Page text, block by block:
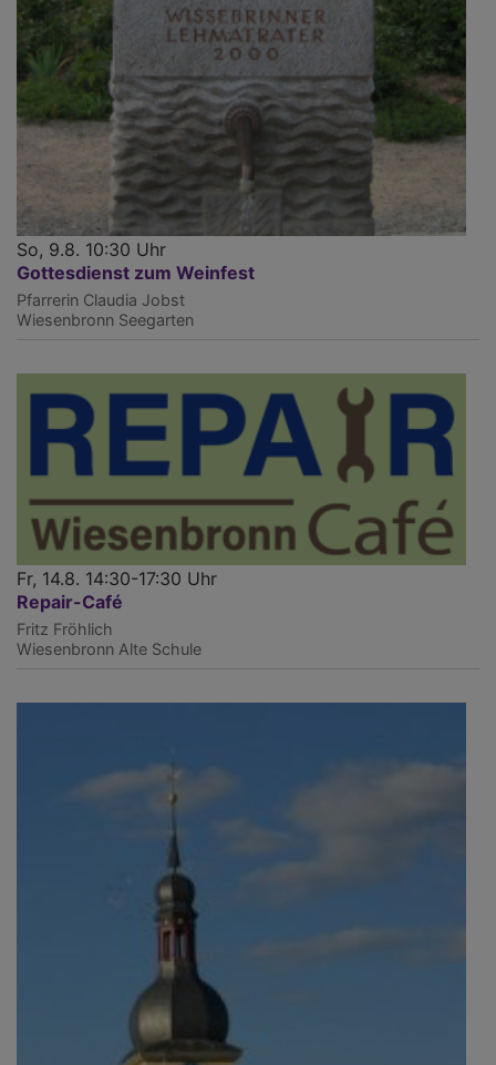
So, 9.8. 10:30 Uhr
Gottesdienst zum Weinfest
Pfarrerin Claudia Jobst
Wiesenbronn Seegarten
Fr, 14.8. 14:30-17:30 Uhr
Repair-Café
Fritz Fröhlich
Wiesenbronn Alte Schule